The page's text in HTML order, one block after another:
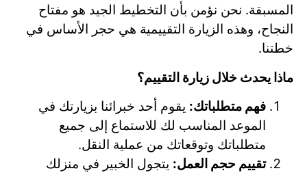
المسبقة. نحن نؤمن بأن التخطيط الجيد هو مفتاح
النجاح، وهذه الزيارة التقييمية هي حجر الأساس في
خطتنا.
ماذا يحدث خلال زيارة التقييم؟
فهم متطلباتك: يقوم أحد خبرائنا بزيارتك في
الموعد المناسب لك للاستماع إلى جميع
متطلباتك وتوقعاتك من عملية النقل.
تقييم حجم العمل: يتجول الخبير في منزلك